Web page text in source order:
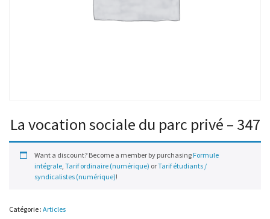
La vocation sociale du parc privé – 347
Want a discount? Become a member by purchasing Formule
intégrale, Tarif ordinaire (numérique) orTarif étudiants /
syndicalistes (numérique)!
Catégorie : Articles